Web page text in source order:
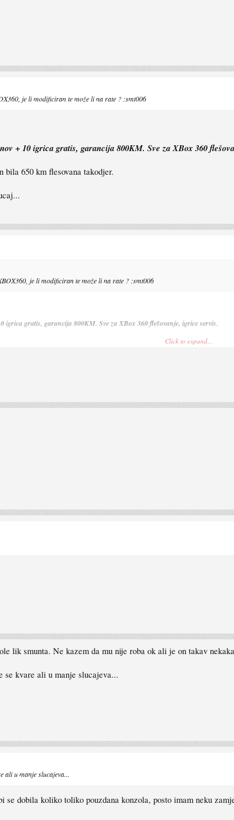
je li modificiran te može li na rate ? :smt006
+ 10 igrica gratis, garancija 800KM. Sve za XBox 360
bila 650 km flesovana takodjer.
je li modificiran te može li na rate ? :smt006
gratis, garancija 800KM. Sve za XBox 360 flešovanje, igrice servis.
Click to expand...
lik smunta. Ne kazem da mu nije roba ok ali je on takav
se kvare ali u manje slucajeva...
ali u manje slucajeva...
dobila koliko toliko pouzdana konzola, posto imam neku